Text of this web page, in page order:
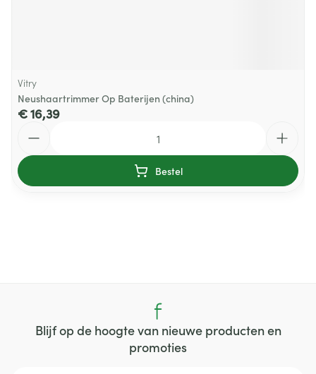
Vitry
Neushaartrimmer Op Baterijen (china)
€ 16,39
Bestel
Blijf op de hoogte van nieuwe producten en
promoties